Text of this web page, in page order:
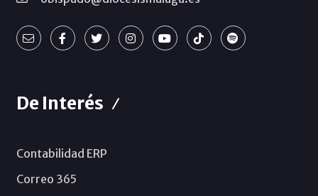
De Interés
Contabilidad ERP
Correo 365